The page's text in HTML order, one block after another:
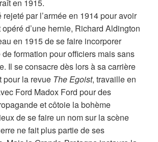
en 1915.
par l’armée en 1914 pour avoir
d’une hernie, Richard Aldington
en 1915 de se faire incorporer
formation pour officiers mais sans
Il se consacre dès lors à sa carrière
pour la revue The Egoist, travaille en
Ford Madox Ford pour des
et côtoie la bohème
de se faire un nom sur la scène
ne fait plus partie de ses